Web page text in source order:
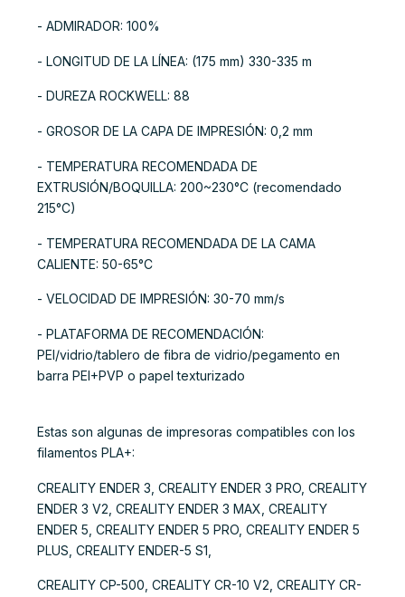
- ADMIRADOR: 100%
- LONGITUD DE LA LÍNEA: (175 mm) 330-335 m
- DUREZA ROCKWELL: 88
- GROSOR DE LA CAPA DE IMPRESIÓN: 0,2 mm
- TEMPERATURA RECOMENDADA DE
EXTRUSIÓN/BOQUILLA: 200~230°C (recomendado
215°C)
- TEMPERATURA RECOMENDADA DE LA CAMA
CALIENTE: 50-65°C
- VELOCIDAD DE IMPRESIÓN: 30-70 mm/s
- PLATAFORMA DE RECOMENDACIÓN:
PEI/vidrio/tablero de fibra de vidrio/pegamento en
barra PEI+PVP o papel texturizado
Estas son algunas de impresoras compatibles con los
filamentos PLA+:
CREALITY ENDER 3, CREALITY ENDER 3 PRO, CREALITY
ENDER 3 V2, CREALITY ENDER 3 MAX, CREALITY
ENDER 5, CREALITY ENDER 5 PRO, CREALITY ENDER 5
PLUS, CREALITY ENDER-5 S1,
CREALITY CP-500, CREALITY CR-10 V2, CREALITY CR-